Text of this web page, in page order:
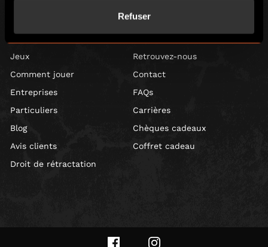
Refuser
LOCAL
Jeux
Comment jouer
Entreprises
Particuliers
Blog
Avis clients
Droit de rétractation
Retrouvez-nous
Contact
FAQs
Carrières
Chèques cadeaux
Coffret cadeau